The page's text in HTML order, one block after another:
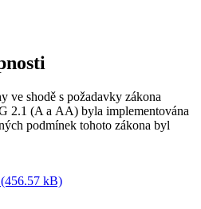
ve shodě s požadavky zákona
2.1 (A a AA) byla implementována
podmínek tohoto zákona byl
kB)